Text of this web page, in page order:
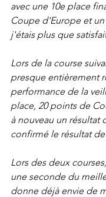
avec une 10e place
Coupe d'Europe et un
j'étais plus que
Lors de la course
presque entièrement
performance de la
place, 20 points de
à nouveau un résultat
confirmé le résultat
Lors des deux
une seconde du
donne déjà envie de